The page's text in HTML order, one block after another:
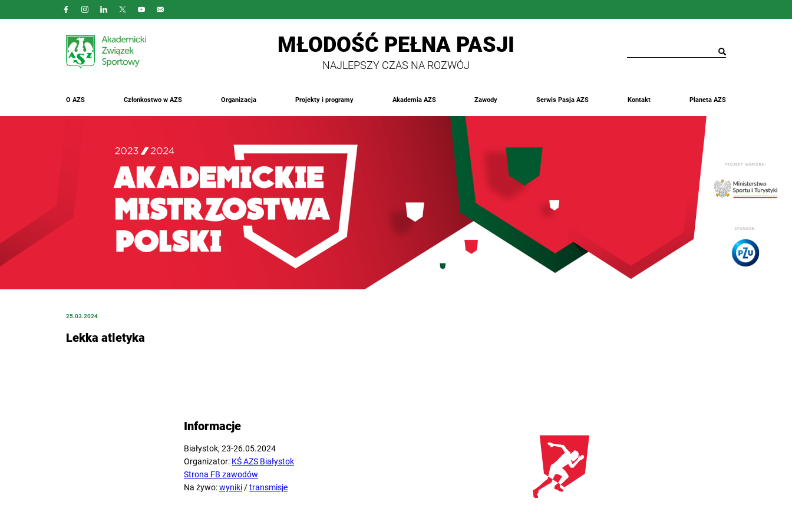
MŁODOŚĆ PEŁNA PASJI
NAJLEPSZY CZAS NA ROZWÓJ
O AZS Członkostwo w AZS Organizacja Projekty i programy Akademia AZS Zawody Serwis Pasja AZS Kontakt Planeta AZS
25.03.2024
Lekka atletyka
Informacje
Białystok, 23-26.05.2024
Organizator: KŚ AZS Białystok
Strona FB zawodów
Na żywo:wyniki/transmisje